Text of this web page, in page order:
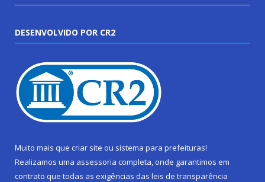
DESENVOLVIDO POR CR2
Muito mais que criar site ou sistema para prefeituras!
Realizamos uma assessoria completa, onde garantimos em
contrato que todas as exigências das leis de transparência